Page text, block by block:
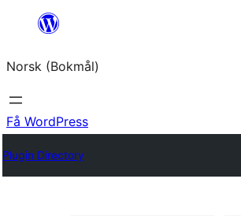
Hopp
innhold
Norsk (Bokmål)
Få WordPress
Plugin Directory